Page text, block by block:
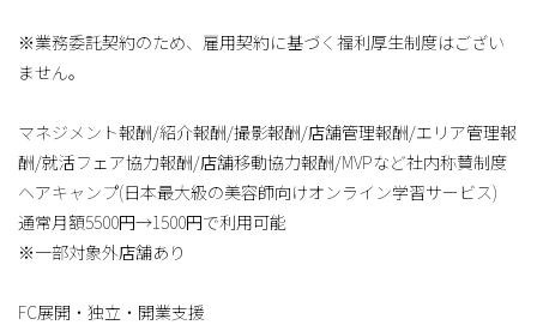
※業務委託契約のため、雇用契約に基づく福利厚生制度はござい
ません。
マネジメント報酬/紹介報酬/撮影報酬/店舗管理報酬/エリア管理報
酬/就活フェア協力報酬/店舗移動協力報酬/MVPなど社内称賛制度
ヘアキャンプ(日本最大級の美容師向けオンライン学習サービス)
通常月額5500円→1500円で利用可能
※一部対象外店舗あり
FC展開・独立・開業支援